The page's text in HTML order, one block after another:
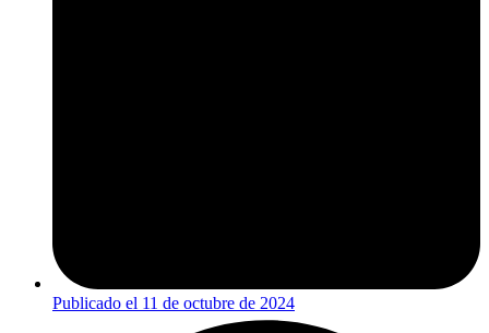
Publicado el 11 de octubre de 2024